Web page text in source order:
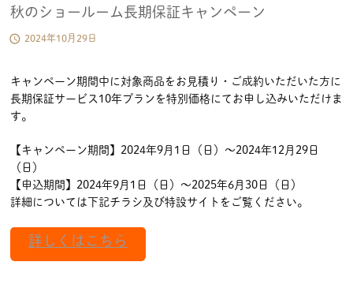
秋のショールーム長期保証キャンペーン
 2024年10月29日
キャンペーン期間中に対象商品をお見積り・ご成約いただいた方に
長期保証サービス10年プランを特別価格にてお申し込みいただけま
す。
【キャンペーン期間】2024年9月1日（日）～2024年12月29日
（日）
【申込期間】2024年9月1日（日）～2025年6月30日（日）
詳細については下記チラシ及び特設サイトをご覧ください。
詳しくはこちら